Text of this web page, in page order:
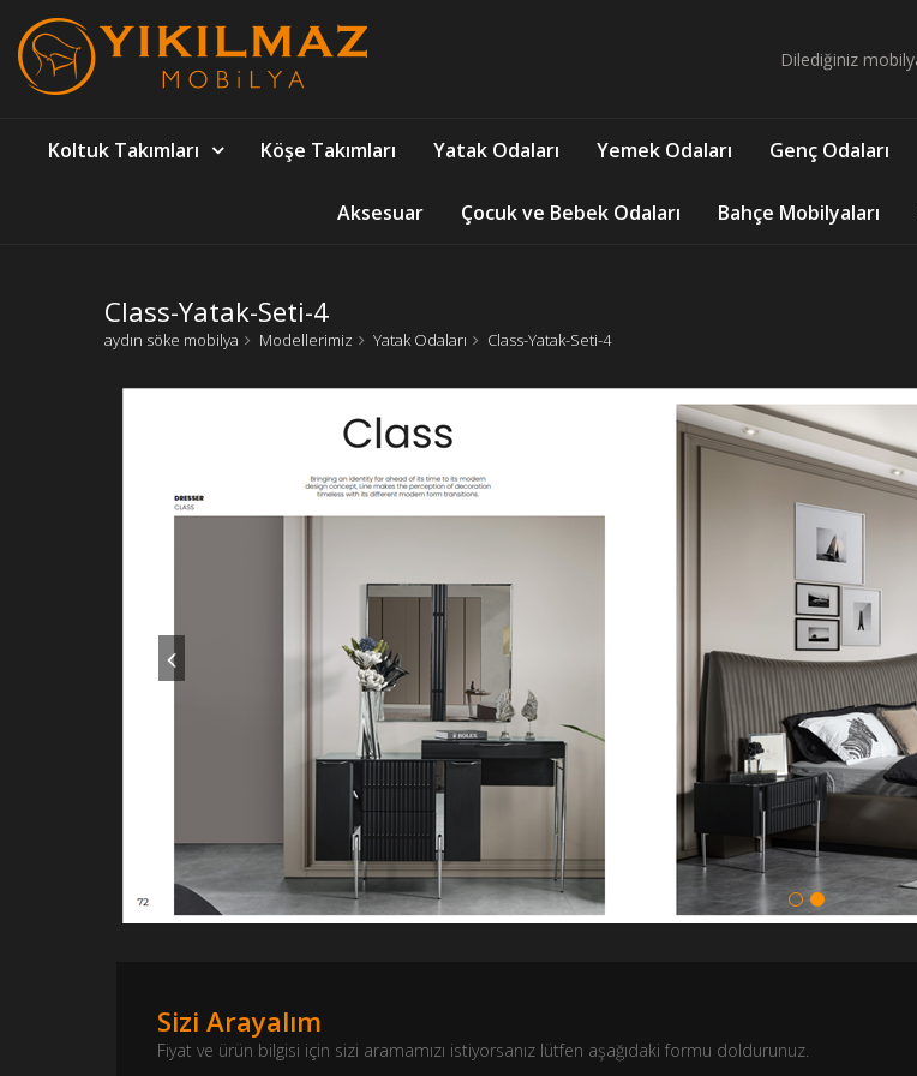
Koltuk Takımları Köşe Takımları Yatak Odaları Yemek Odaları Genç Odaları
Aksesuar Çocuk ve Bebek Odaları Bahçe Mobilyaları
Class-Yatak-Seti-4
aydın söke mobilya Modellerimiz Yatak Odaları Class-Yatak-Seti-4
Sizi Arayalım
Fiyat ve ürün bilgisi için sizi aramamızı istiyorsanız lütfen aşağıdaki formu doldurunuz.